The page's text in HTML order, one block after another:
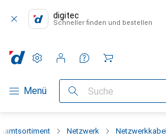
digitec
Schneller finden und bestellen
Navigation nach Kategorien
Menü Suche
Einstellungen
Kundenkonto
Vergleichslisten
Merklisten
Warenkorb
Netzwerk Netzwerkkabel